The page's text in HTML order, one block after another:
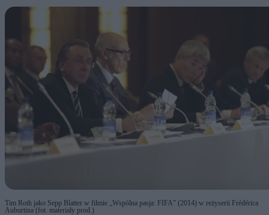
Tim Roth jako Sepp Blatter w filmie „Wspólna pasja: FIFA” (2014) w reżyserii Frédérica
Auburtina (fot. materiały prod.)